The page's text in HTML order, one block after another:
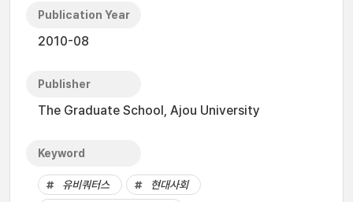
Publication Year
2010-08
Publisher
The Graduate School, Ajou University
Keyword
유비쿼터스
현대사회